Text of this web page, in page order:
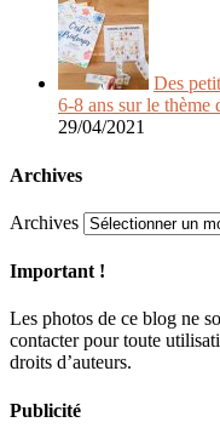
Des
6-8 ans sur le thème
29/04/2021
Archives
Archives
Important !
Les photos de ce blog ne
contacter pour toute
droits d’auteurs.
Publicité